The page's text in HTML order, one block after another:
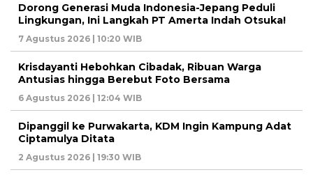
Dorong Generasi Muda Indonesia-Jepang Peduli
Lingkungan, Ini Langkah PT Amerta Indah Otsuka!
7 Agustus 2026 | 10:20 WIB
Krisdayanti Hebohkan Cibadak, Ribuan Warga
Antusias hingga Berebut Foto Bersama
6 Agustus 2026 | 12:04 WIB
Dipanggil ke Purwakarta, KDM Ingin Kampung Adat
Ciptamulya Ditata
2 Agustus 2026 | 19:30 WIB